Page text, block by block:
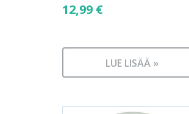
12,99 €
LUE LISÄÄ »